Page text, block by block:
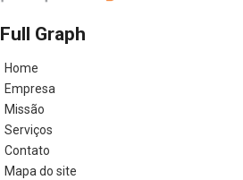
Full Graph
Home
Empresa
Missão
Serviços
Contato
Mapa do site